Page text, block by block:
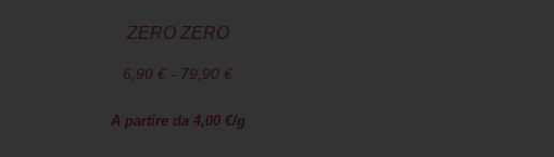
ZERO ZERO
6,90 € - 79,90 €
A partire da 4,00 €/g